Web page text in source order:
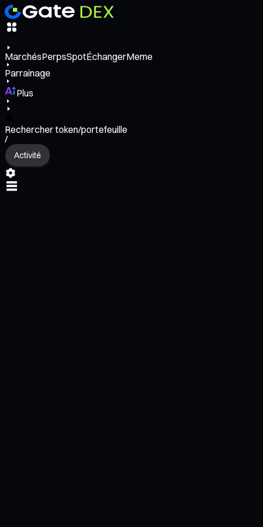
MarchésPerpsSpotÉchangerMeme
Parrainage
Plus
Rechercher token/portefeuille
/
Activité